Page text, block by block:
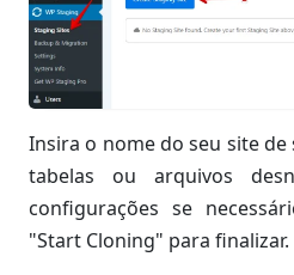
Insira o nome do seu site
tabelas ou arquivos
configurações se
"Start Cloning" para finalizar.